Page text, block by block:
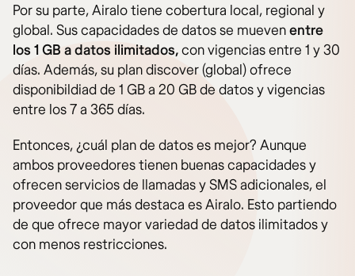
Por su parte, Airalo tiene cobertura local, regional y
global. Sus capacidades de datos se muevenentre
los 1 GB a datos ilimitados,con vigencias entre 1 y 30
días. Además, su plan discover (global) ofrece
disponibildiad de 1 GB a 20 GB de datos y vigencias
entre los 7 a 365 días.
Entonces, ¿cuál plan de datos es mejor? Aunque
ambos proveedores tienen buenas capacidades y
ofrecen servicios de llamadas y SMS adicionales, el
proveedor que más destaca es Airalo. Esto partiendo
de que ofrece mayor variedad de datos ilimitados y
con menos restricciones.